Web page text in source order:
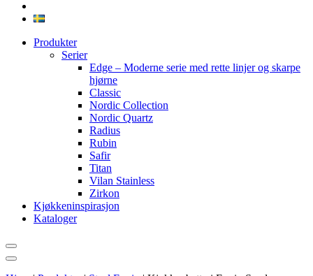
Produkter
Serier
Edge – Moderne serie med rette linjer og skarpe
hjørne
Classic
Nordic Collection
Nordic Quartz
Radius
Rubin
Safir
Titan
Vilan Stainless
Zirkon
Kjøkkeninspirasjon
Kataloger